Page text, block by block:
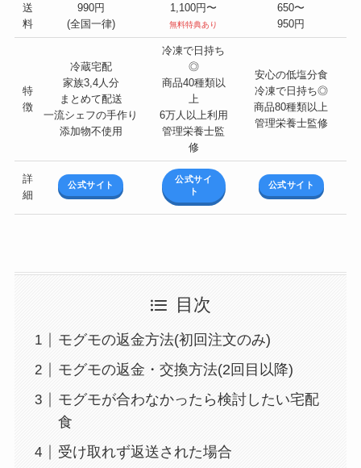
送
料
990円
(全国一律)
1,100円〜
無料特典あり
650〜
950円
特
徴
冷蔵宅配
家族3,4人分
まとめて配送
一流シェフの手作り
添加物不使用
冷凍で日持ち
◎
商品40種類以
上
6万人以上利用
管理栄養士監
修
安心の低塩分食
冷凍で日持ち◎
商品80種類以上
管理栄養士監修
詳
細
公式サイト
公式サイ
ト
公式サイト
目次
モグモの返金方法(初回注文のみ)
モグモの返金・交換方法(2回目以降)
モグモが合わなかったら検討したい宅配
食
受け取れず返送された場合